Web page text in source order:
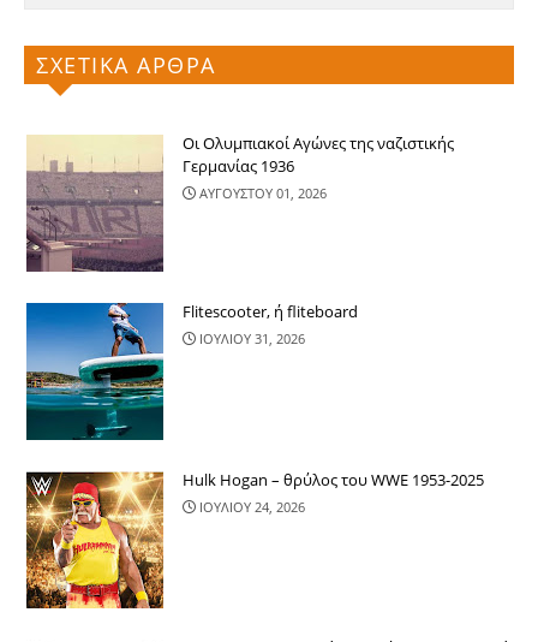
ΣΧΕΤΙΚΑ ΑΡΘΡΑ
Οι Ολυμπιακοί Αγώνες της ναζιστικής
Γερμανίας 1936
ΑΥΓΟΥΣΤΟΥ 01, 2026
Flitescooter, ή fliteboard
ΙΟΥΛΙΟΥ 31, 2026
Hulk Hogan – θρύλος του WWE 1953-2025
ΙΟΥΛΙΟΥ 24, 2026